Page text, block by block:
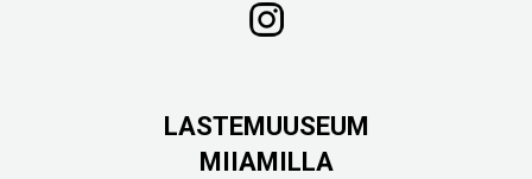
LASTEMUUSEUM
MIIAMILLA